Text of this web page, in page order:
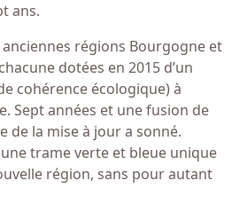
ans.
anciennes régions Bourgogne et
dotées en 2015 d’un
cohérence écologique) à
Sept années et une fusion de
de la mise à jour a sonné.
une trame verte et bleue unique
région, sans pour autant